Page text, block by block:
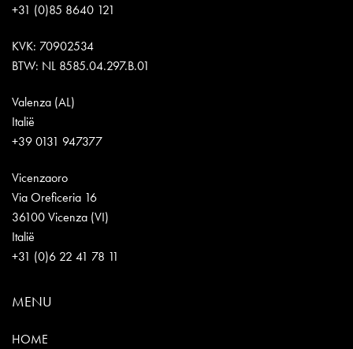
+31 (0)85 8640 121
KVK: 70902534
BTW: NL 8585.04.297.B.01
Valenza (AL)
Italië
+39 0131 947377
Vicenzaoro
Via Oreficeria 16
36100 Vicenza (VI)
Italië
+31 (0)6 22 41 78 11
MENU
HOME